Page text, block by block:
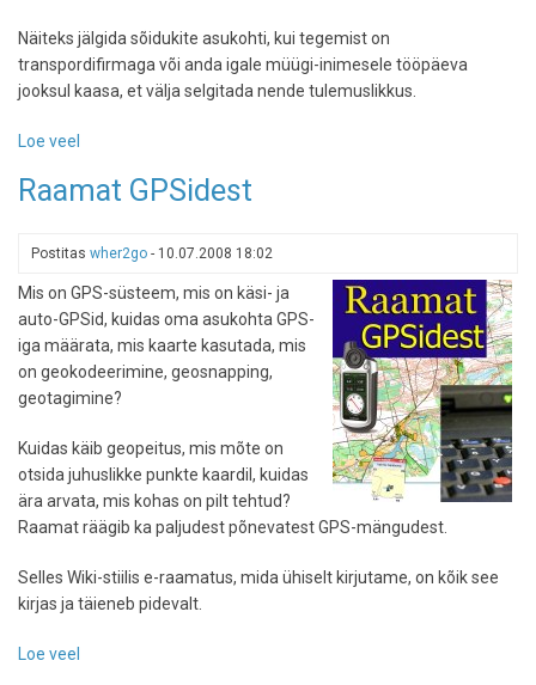
Näiteks jälgida sõidukite asukohti, kui tegemist on
transpordifirmaga või anda igale müügi-inimesele tööpäeva
jooksul kaasa, et välja selgitada nende tulemuslikkus.
Loe veel
moodulid
kaudu
otsimas
Raamat GPSidest
Postitas wher2go - 10.07.2008 18:02
Mis on GPS-süsteem, mis on käsi- ja
auto-GPSid, kuidas oma asukohta GPS-
iga määrata, mis kaarte kasutada, mis
on geokodeerimine, geosnapping,
geotagimine?
Kuidas käib geopeitus, mis mõte on
otsida juhuslikke punkte kaardil, kuidas
ära arvata, mis kohas on pilt tehtud?
Raamat räägib ka paljudest põnevatest GPS-mängudest.
Selles Wiki-stiilis e-raamatus, mida ühiselt kirjutame, on kõik see
kirjas ja täieneb pidevalt.
Loe veel